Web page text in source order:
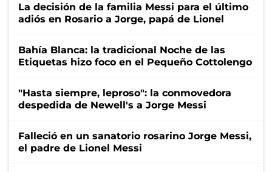
La decisión de la familia Messi para el último
adiós en Rosario a Jorge, papá de Lionel
Bahía Blanca: la tradicional Noche de las
Etiquetas hizo foco en el Pequeño Cottolengo
"Hasta siempre, leproso": la conmovedora
despedida de Newell's a Jorge Messi
Falleció en un sanatorio rosarino Jorge Messi,
el padre de Lionel Messi